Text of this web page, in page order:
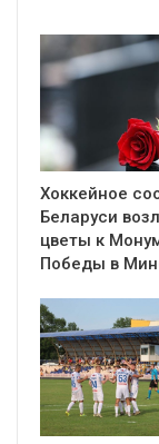
Хоккейное
Беларуси
цветы к
Победы в